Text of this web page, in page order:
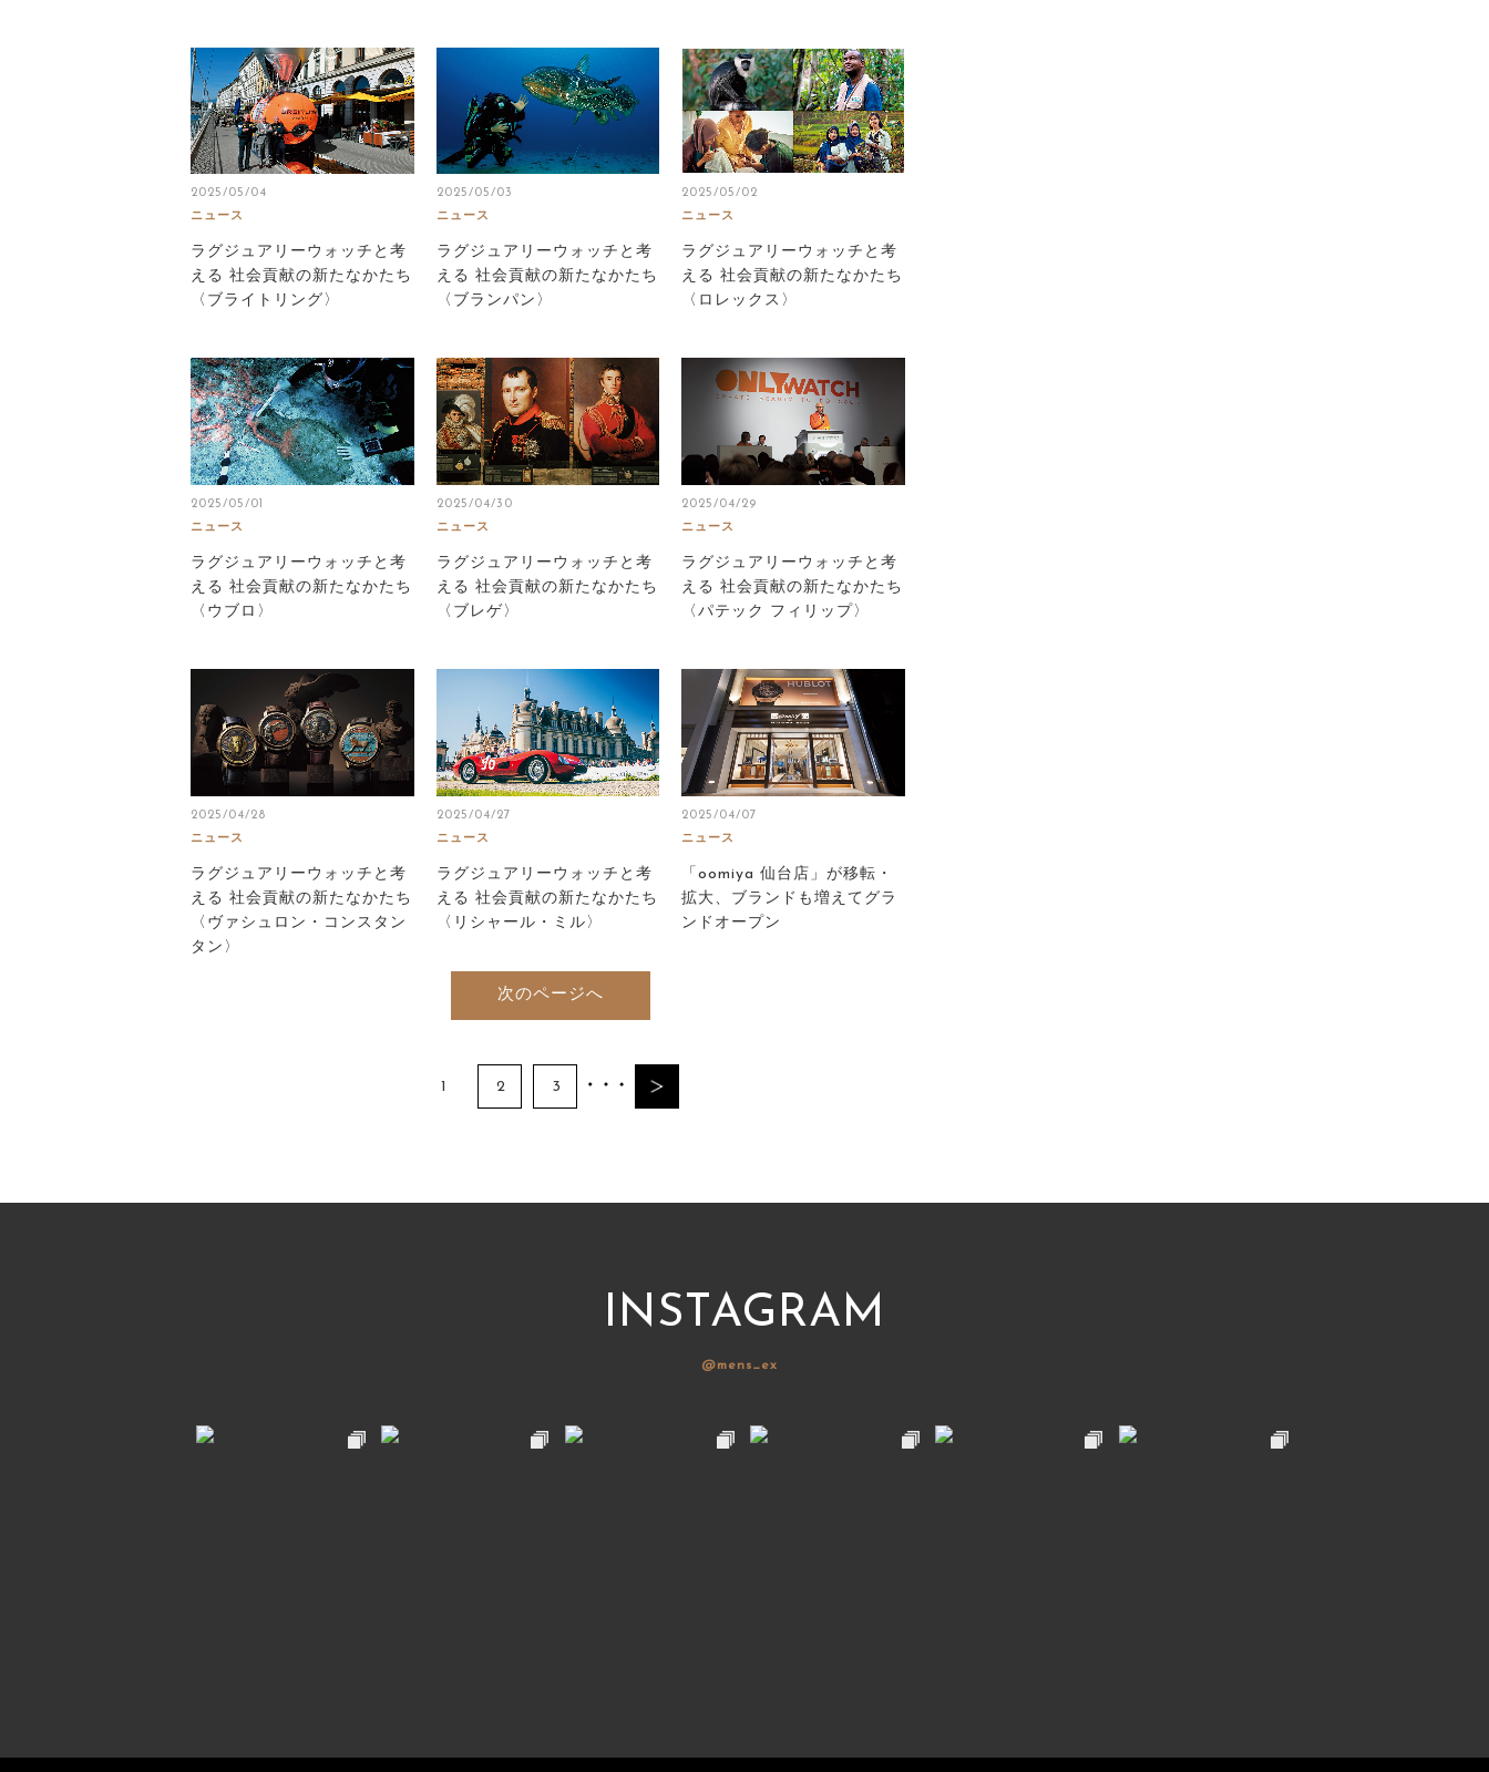
2025/05/04
ニュース
ラグジュアリーウォッチと考
える 社会貢献の新たなかたち
〈ブライトリング〉
2025/05/03
ニュース
ラグジュアリーウォッチと考
える 社会貢献の新たなかたち
〈ブランパン〉
2025/05/02
ニュース
ラグジュアリーウォッチと考
える 社会貢献の新たなかたち
〈ロレックス〉
2025/05/01
ニュース
ラグジュアリーウォッチと考
える 社会貢献の新たなかたち
〈ウブロ〉
2025/04/30
ニュース
ラグジュアリーウォッチと考
える 社会貢献の新たなかたち
〈ブレゲ〉
2025/04/29
ニュース
ラグジュアリーウォッチと考
える 社会貢献の新たなかたち
〈パテック フィリップ〉
2025/04/28
ニュース
ラグジュアリーウォッチと考
える 社会貢献の新たなかたち
〈ヴァシュロン・コンスタン
タン〉
2025/04/27
ニュース
ラグジュアリーウォッチと考
える 社会貢献の新たなかたち
〈リシャール・ミル〉
2025/04/07
ニュース
「oomiya 仙台店」が移転・
拡大、ブランドも増えてグラ
ンドオープン
次のページへ
1 2 3
INSTAGRAM
@mens_ex